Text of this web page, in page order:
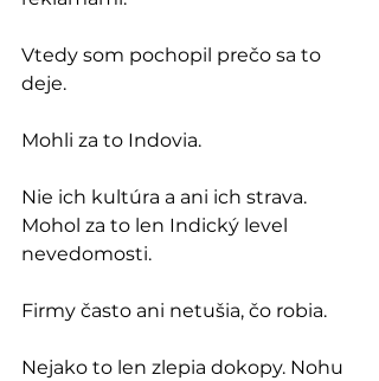
Vtedy som pochopil prečo sa to
deje.
Mohli za to Indovia.
Nie ich kultúra a ani ich strava.
Mohol za to len Indický level
nevedomosti.
Firmy často ani netušia, čo robia.
Nejako to len zlepia dokopy. Nohu